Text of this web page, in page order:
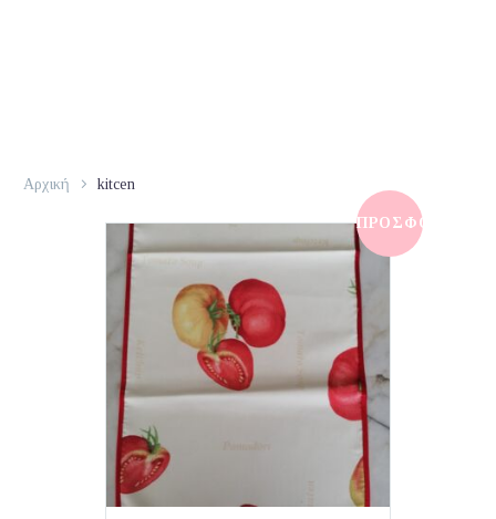
Αρχική kitcen
ΠΡΟΣΦΟΡΆ!